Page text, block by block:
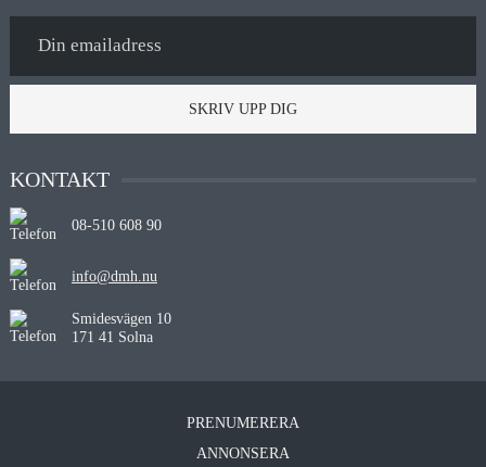
SKRIV UPP DIG
KONTAKT
08-510 608 90
info@dmh.nu
Smidesvägen 10
171 41 Solna
PRENUMERERA
ANNONSERA